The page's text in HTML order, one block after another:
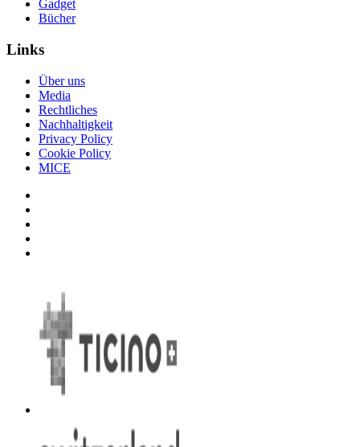
Gadget
Bücher
Links
Über uns
Media
Rechtliches
Nachhaltigkeit
Privacy Policy
Cookie Policy
MICE